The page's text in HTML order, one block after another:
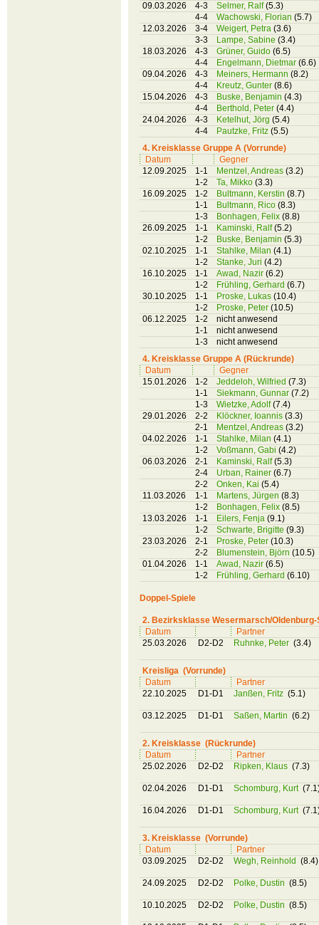
09.03.2026
4-3 Selmer, Ralf(5.3)
4-4
Wachowski, Florian (5.7)
12.03.2026
3-4 Weigert, Petra (3.6)
3-3
Lampe, Sabine (3.4)
18.03.2026
4-3 Grüner, Guido (6.5)
4-4
Engelmann, Dietmar (6.6)
09.04.2026
4-3 Meiners, Hermann (8.2)
4-4
Kreutz, Gunter (8.6)
15.04.2026
4-3 Buske, Benjamin (4.3)
4-4
Berthold, Peter (4.4)
24.04.2026
4-3 Ketelhut, Jörg (5.4)
4-4
Pautzke, Fritz (5.5)
4. Kreisklasse Gruppe A (Vorrunde)
Datum
Gegner
12.09.2025
1-1 Mentzel, Andreas (3.2)
1-2
Ta, Mikko (3.3)
16.09.2025
1-2 Bultmann, Kerstin (8.7)
1-1
Bultmann, Rico (8.3)
1-3
Bonhagen, Felix (8.8)
26.09.2025
1-1 Kaminski, Ralf(5.2)
1-2
Buske, Benjamin (5.3)
02.10.2025
1-1 Stahlke, Milan (4.1)
1-2
Stanke, Juri (4.2)
16.10.2025
1-1 Awad, Nazir (6.2)
1-2
Frühling, Gerhard (6.7)
30.10.2025
1-1 Proske, Lukas (10.4)
1-2
Proske, Peter (10.5)
06.12.2025
1-2
nicht anwesend
1-1
nicht anwesend
1-3
nicht anwesend
4. Kreisklasse Gruppe A (Rückrunde)
Datum
Gegner
15.01.2026
1-2 Jeddeloh, Wilfried (7.3)
1-1
Siekmann, Gunnar (7.2)
1-3
Wietzke, Adolf(7.4)
29.01.2026
2-2 Klöckner, Ioannis (3.3)
2-1
Mentzel, Andreas (3.2)
04.02.2026
1-1 Stahlke, Milan (4.1)
1-2
Voßmann, Gabi (4.2)
06.03.2026
2-1 Kaminski, Ralf(5.3)
2-4
Urban, Rainer (6.7)
2-2
Onken, Kai (5.4)
11.03.2026
1-1 Martens, Jürgen (8.3)
1-2
Bonhagen, Felix (8.5)
13.03.2026
1-1 Eilers, Fenja (9.1)
1-2
Schwarte, Brigitte (9.3)
23.03.2026
2-1 Proske, Peter (10.3)
2-2
Blumenstein, Björn (10.5)
01.04.2026
1-1 Awad, Nazir (6.5)
1-2
Frühling, Gerhard (6.10)
Doppel-Spiele
2. Bezirksklasse Wesermarsch/
Datum
Partner
25.03.2026
D2-D2 Ruhnke, Peter (3.4)
Kreisliga (Vorrunde)
Datum
Partner
22.10.2025
D1-D1 Janßen, Fritz (5.1)
03.12.2025 D1-D1 Saßen, Martin (6.2)
2. Kreisklasse (Rückrunde)
Datum
Partner
25.02.2026
D2-D2 Ripken, Klaus (7.3)
02.04.2026 D1-D1 Schomburg, Kurt
16.04.2026 D1-D1 Schomburg, Kurt
3. Kreisklasse (Vorrunde)
Datum
Partner
03.09.2025
D2-D2 Wegh, Reinhold (8.4)
24.09.2025 D2-D2 Polke, Dustin (8.5)
10.10.2025 D2-D2 Polke, Dustin (8.5)